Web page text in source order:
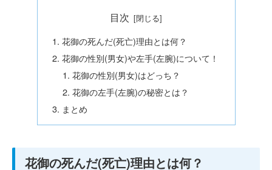
目次
花御の死んだ(死亡)理由とは何？
花御の性別(男女)や左手(左腕)について！
花御の性別(男女)はどっち？
花御の左手(左腕)の秘密とは？
まとめ
花御の死んだ(死亡)理由とは何？